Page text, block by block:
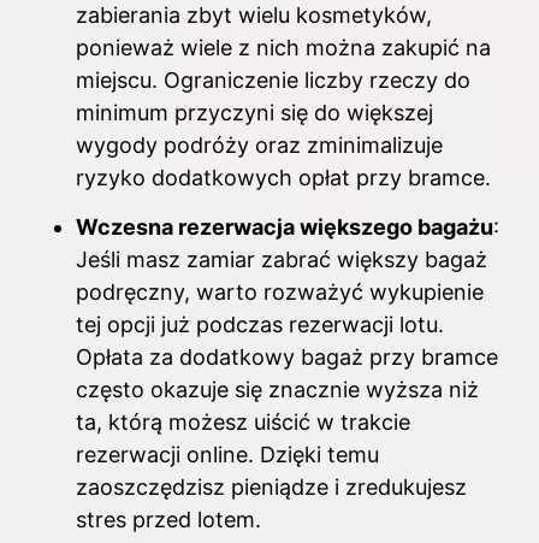
zabierania zbyt wielu kosmetyków,
ponieważ wiele z nich można zakupić na
miejscu. Ograniczenie liczby rzeczy do
minimum przyczyni się do większej
wygody podróży oraz zminimalizuje
ryzyko dodatkowych opłat przy bramce.
Wczesna rezerwacja większego bagażu:
Jeśli masz zamiar zabrać większy bagaż
podręczny, warto rozważyć wykupienie
tej opcji już podczas rezerwacji lotu.
Opłata za dodatkowy bagaż przy bramce
często okazuje się znacznie wyższa niż
ta, którą możesz uiścić w trakcie
rezerwacji online. Dzięki temu
zaoszczędzisz pieniądze i zredukujesz
stres przed lotem.